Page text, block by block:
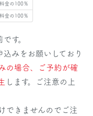
金の100％
金の100％
す。
みをお願いしており
の場合、ご予約が確
します。ご注意の上
できませんのでご注